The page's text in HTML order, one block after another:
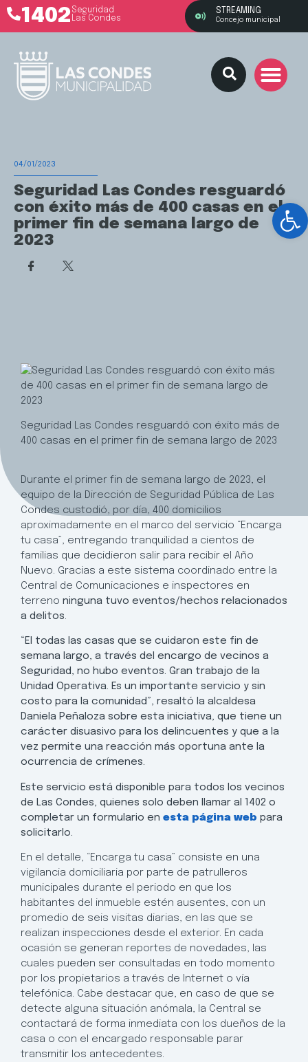
1402 Seguridad
Las Condes
STREAMING
Concejo municipal
04/01/2023
Seguridad Las Condes resguardó
con éxito más de 400 casas en el
primer fin de semana largo de
2023
Seguridad Las Condes resguardó con éxito más de
400 casas en el primer fin de semana largo de 2023
Durante el primer fin de semana largo de 2023, el
equipo de la Dirección de Seguridad Pública de Las
Condes custodió, por día, 400 domicilios
aproximadamente en el marco del servicio “Encarga
tu casa”, entregando tranquilidad a cientos de
familias que decidieron salir para recibir el Año
Nuevo. Gracias a este sistema coordinado entre la
Central de Comunicaciones e inspectores en
terreno ninguna tuvo eventos/hechos relacionados
a delitos.
“El todas las casas que se cuidaron este fin de
semana largo, a través del encargo de vecinos a
Seguridad, no hubo eventos. Gran trabajo de la
Unidad Operativa. Es un importante servicio y sin
costo para la comunidad”, resaltó la alcaldesa
Daniela Peñaloza sobre esta iniciativa, que tiene un
carácter disuasivo para los delincuentes y que a la
vez permite una reacción más oportuna ante la
ocurrencia de crímenes.
Este servicio está disponible para todos los vecinos
de Las Condes, quienes solo deben llamar al 1402 o
completar un formulario en esta página web para
solicitarlo.
En el detalle, “Encarga tu casa” consiste en una
vigilancia domiciliaria por parte de patrulleros
municipales durante el periodo en que los
habitantes del inmueble estén ausentes, con un
promedio de seis visitas diarias, en las que se
realizan inspecciones desde el exterior. En cada
ocasión se generan reportes de novedades, las
cuales pueden ser consultadas en todo momento
por los propietarios a través de Internet o vía
telefónica. Cabe destacar que, en caso de que se
detecte alguna situación anómala, la Central se
contactará de forma inmediata con los dueños de la
casa o con el encargado responsable parar
transmitir los antecedentes.